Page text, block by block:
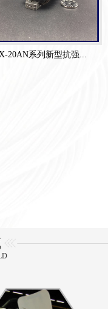
20AN系列新型抗强...